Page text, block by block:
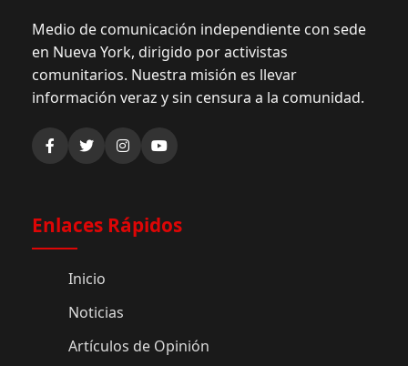
Medio de comunicación independiente con sede
en Nueva York, dirigido por activistas
comunitarios. Nuestra misión es llevar
información veraz y sin censura a la comunidad.
Enlaces Rápidos
Inicio
Noticias
Artículos de Opinión